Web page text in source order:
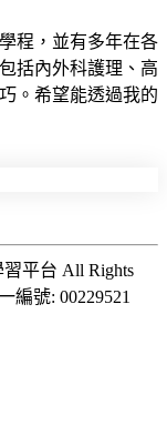
程，並有多年在各
括內外科護理、高
。希望能透過我的
平台 All Rights
編號: 00229521